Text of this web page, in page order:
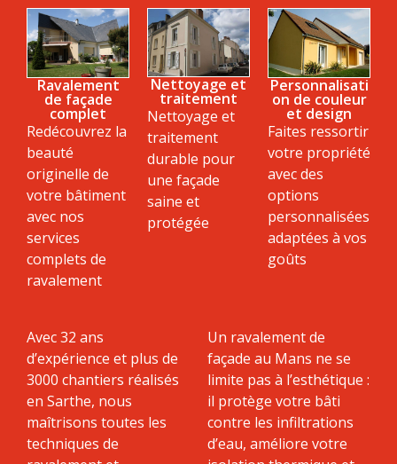
Ravalement
de façade
complet
Redécouvrez la
beauté
originelle de
votre bâtiment
avec nos
services
complets de
ravalement
Nettoyage et
traitement
Nettoyage et
traitement
durable pour
une façade
saine et
protégée
Personnalisati
on de couleur
et design
Faites ressortir
votre propriété
avec des
options
personnalisées
adaptées à vos
goûts
Avec 32 ans
d’expérience et plus de
3000 chantiers réalisés
en Sarthe, nous
maîtrisons toutes les
techniques de
Un ravalement de
façade au Mans ne se
limite pas à l’esthétique :
il protège votre bâti
contre les infiltrations
d’eau, améliore votre